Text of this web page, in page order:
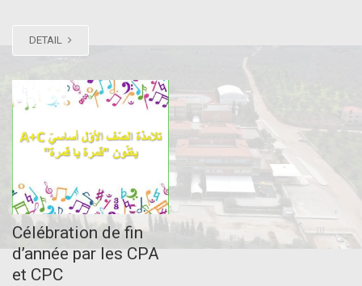
DETAIL
27
Célébration de fin
d’année par les CPA
et CPC